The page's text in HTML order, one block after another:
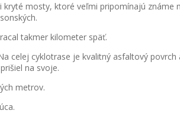
mosty, ktoré veľmi pripomínajú
takmer kilometer späť.
celej cyklotrase je kvalitný asfaltový
na svoje.
metrov.